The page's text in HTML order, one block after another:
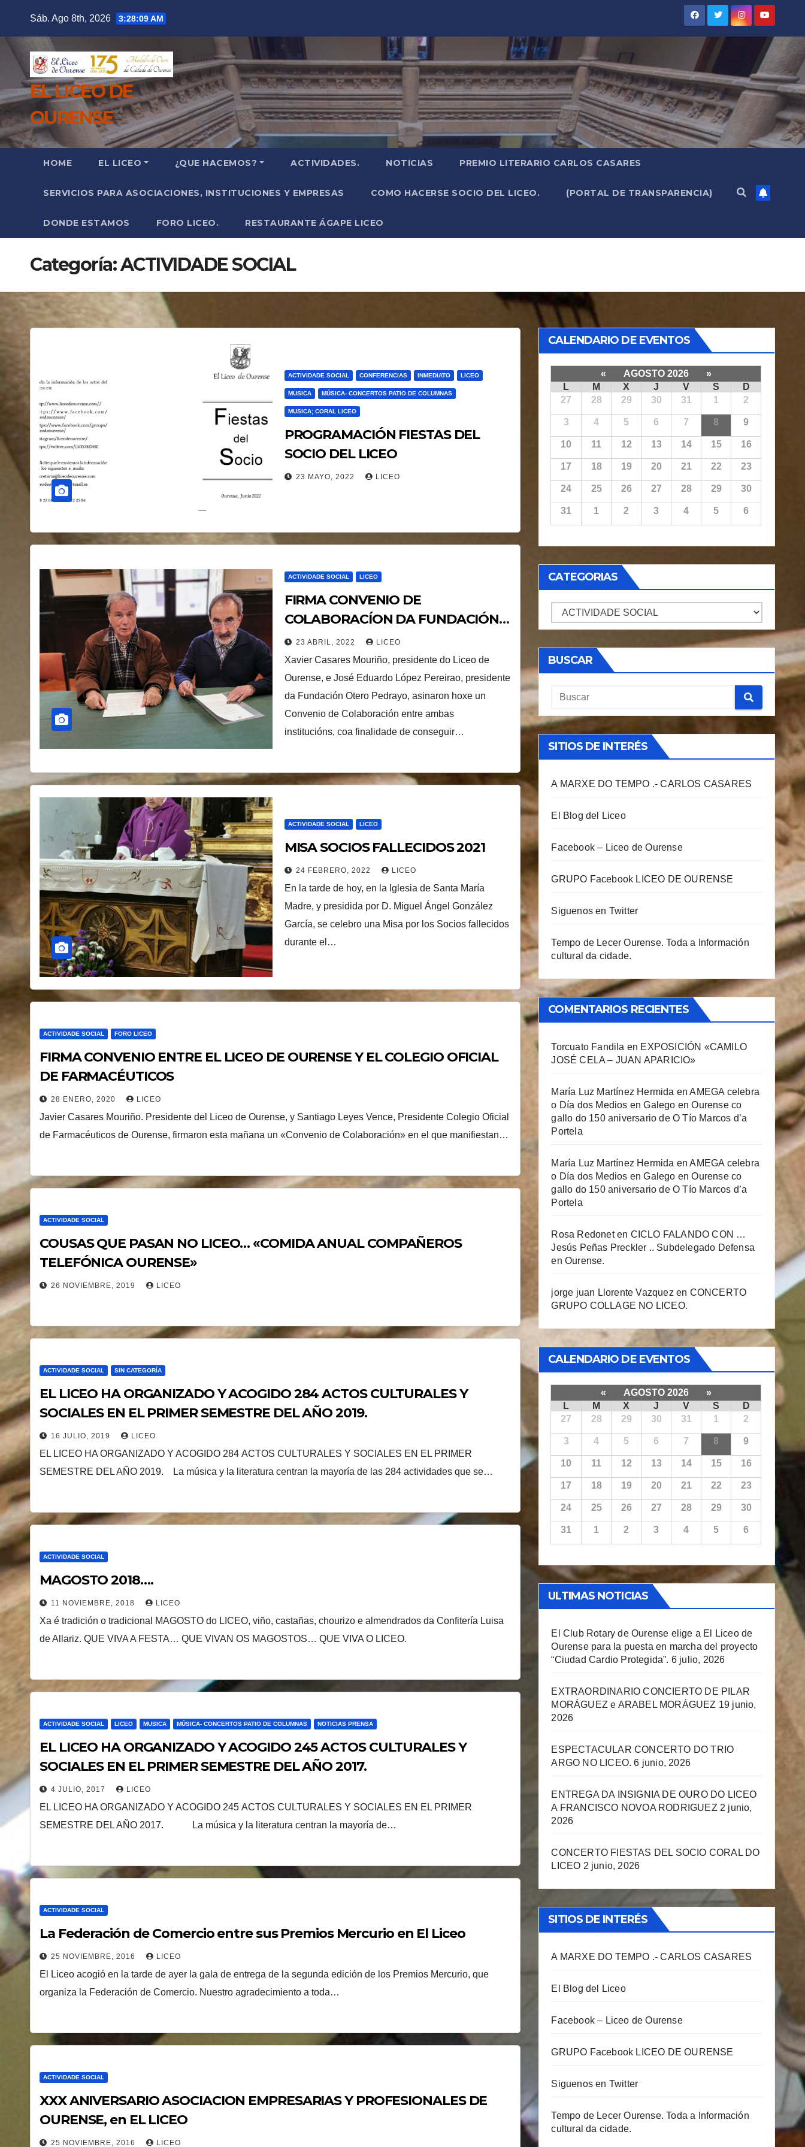
contenido
Sáb. Ago 8th, 2026 3:28:10 AM
EL LICEO DE
OURENSE
HOME EL LICEO ¿QUE HACEMOS? ACTIVIDADES. NOTICIAS PREMIO LITERARIO CARLOS CASARES
SERVICIOS PARA ASOCIACIONES, INSTITUCIONES Y EMPRESAS COMO HACERSE SOCIO DEL LICEO. (PORTAL DE TRANSPARENCIA)
DONDE ESTAMOS FORO LICEO. RESTAURANTE ÁGAPE LICEO
Categoría:ACTIVIDADE SOCIAL
ACTIVIDADE SOCIAL CONFERENCIAS INMEDIATO LICEO
MUSICA MÚSICA- CONCERTOS PATIO DE COLUMNAS
MUSICA; CORAL LICEO
PROGRAMACIÓN FIESTAS DEL
SOCIO DEL LICEO
23 MAYO, 2022 LICEO
ACTIVIDADE SOCIAL LICEO
FIRMA CONVENIO DE
COLABORACÍON DA FUNDACIÓN
OTERO PEDRAYO E O LICEO DE
OURENSE-
23 ABRIL, 2022 LICEO
Xavier Casares Mouriño, presidente do Liceo de
Ourense, e José Eduardo López Pereirao, presidente
da Fundación Otero Pedrayo, asinaron hoxe un
Convenio de Colaboración entre ambas
institucións, coa finalidade de conseguir…
ACTIVIDADE SOCIAL LICEO
MISA SOCIOS FALLECIDOS 2021
24 FEBRERO, 2022 LICEO
En la tarde de hoy, en la Iglesia de Santa María
Madre, y presidida por D. Miguel Ángel González
García, se celebro una Misa por los Socios fallecidos
durante el…
ACTIVIDADE SOCIAL FORO LICEO
FIRMA CONVENIO ENTRE EL LICEO DE OURENSE Y EL COLEGIO OFICIAL
DE FARMACÉUTICOS
28 ENERO, 2020 LICEO
Javier Casares Mouriño. Presidente del Liceo de Ourense, y Santiago Leyes Vence, Presidente Colegio Oficial
de Farmacéuticos de Ourense, firmaron esta mañana un «Convenio de Colaboración» en el que manifiestan…
ACTIVIDADE SOCIAL
COUSAS QUE PASAN NO LICEO… «COMIDA ANUAL COMPAÑEROS
TELEFÓNICA OURENSE»
26 NOVIEMBRE, 2019 LICEO
ACTIVIDADE SOCIAL SIN CATEGORÍA
EL LICEO HA ORGANIZADO Y ACOGIDO 284 ACTOS CULTURALES Y
SOCIALES EN EL PRIMER SEMESTRE DEL AÑO 2019.
16 JULIO, 2019 LICEO
EL LICEO HA ORGANIZADO Y ACOGIDO 284 ACTOS CULTURALES Y SOCIALES EN EL PRIMER
SEMESTRE DEL AÑO 2019. La música y la literatura centran la mayoría de las 284 actividades que se…
ACTIVIDADE SOCIAL
MAGOSTO 2018….
11 NOVIEMBRE, 2018 LICEO
Xa é tradición o tradicional MAGOSTO do LICEO, viño, castañas, chourizo e almendrados da Confitería Luisa
de Allariz. QUE VIVA A FESTA… QUE VIVAN OS MAGOSTOS… QUE VIVA O LICEO.
ACTIVIDADE SOCIAL LICEO MUSICA MÚSICA- CONCERTOS PATIO DE COLUMNAS NOTICIAS PRENSA
EL LICEO HA ORGANIZADO Y ACOGIDO 245 ACTOS CULTURALES Y
SOCIALES EN EL PRIMER SEMESTRE DEL AÑO 2017.
4 JULIO, 2017 LICEO
EL LICEO HA ORGANIZADO Y ACOGIDO 245 ACTOS CULTURALES Y SOCIALES EN EL PRIMER
SEMESTRE DEL AÑO 2017. La música y la literatura centran la mayoría de…
ACTIVIDADE SOCIAL
La Federación de Comercio entre sus Premios Mercurio en El Liceo
25 NOVIEMBRE, 2016 LICEO
El Liceo acogió en la tarde de ayer la gala de entrega de la segunda edición de los Premios Mercurio, que
organiza la Federación de Comercio. Nuestro agradecimiento a toda…
ACTIVIDADE SOCIAL
XXX ANIVERSARIO ASOCIACION EMPRESARIAS Y PROFESIONALES DE
OURENSE, en EL LICEO
25 NOVIEMBRE, 2016 LICEO
CALENDARIO DE EVENTOS
« AGOSTO 2026
»
L
M X J V S
D
27
28 29 30 31 1 2
3 4 5 6 7 8 9
10 11 12 13 14 15 16
17 18 19 20 21 22 23
24 25 26 27 28 29 30
31 1 2 3 4 5 6
CATEGORIAS
CATEGORIAS
BUSCAR
SITIOS DE INTERÉS
A MARXE DO TEMPO .- CARLOS CASARES
El Blog del Liceo
Facebook – Liceo de Ourense
GRUPO Facebook LICEO DE OURENSE
Siguenos en Twitter
Tempo de Lecer Ourense. Toda a Información
cultural da cidade.
COMENTARIOS RECIENTES
Torcuato Fandila en EXPOSICIÓN «CAMILO
JOSÉ CELA – JUAN APARICIO»
María Luz Martínez Hermida enAMEGA celebra
o Día dos Medios en Galego en Ourense co
gallo do 150 aniversario de O Tío Marcos d’a
Portela
María Luz Martínez Hermida enAMEGA celebra
o Día dos Medios en Galego en Ourense co
gallo do 150 aniversario de O Tío Marcos d’a
Portela
Rosa Redoneten CICLO FALANDO CON …
Jesús Peñas Preckler .. Subdelegado Defensa
en Ourense.
jorge juan Llorente Vazquez en CONCERTO
GRUPO COLLAGE NO LICEO.
CALENDARIO DE EVENTOS
« AGOSTO 2026
»
L
M X J V S
D
27
28 29 30 31 1 2
3 4 5 6 7 8 9
10 11 12 13 14 15 16
17 18 19 20 21 22 23
24 25 26 27 28 29 30
31 1 2 3 4 5 6
ULTIMAS NOTICIAS
El Club Rotary de Ourense elige a El Liceo de
Ourense para la puesta en marcha del proyecto
“Ciudad Cardio Protegida”. 6 julio, 2026
EXTRAORDINARIO CONCIERTO DE PILAR
MORÁGUEZ e ARABEL MORÁGUEZ 19 junio,
2026
ESPECTACULAR CONCERTO DO TRIO
ARGO NO LICEO. 6 junio, 2026
ENTREGA DA INSIGNIA DE OURO DO LICEO
A FRANCISCO NOVOA RODRIGUEZ 2 junio,
2026
CONCERTO FIESTAS DEL SOCIO CORAL DO
LICEO 2 junio, 2026
SITIOS DE INTERÉS
A MARXE DO TEMPO .- CARLOS CASARES
El Blog del Liceo
Facebook – Liceo de Ourense
GRUPO Facebook LICEO DE OURENSE
Siguenos en Twitter
Tempo de Lecer Ourense. Toda a Información
cultural da cidade.